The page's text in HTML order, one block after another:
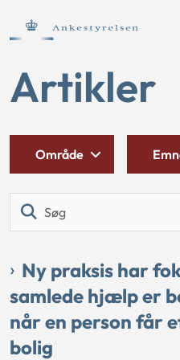
Artikler
Område
Ny praksis har
samlede hjælp er
når en person får
bolig